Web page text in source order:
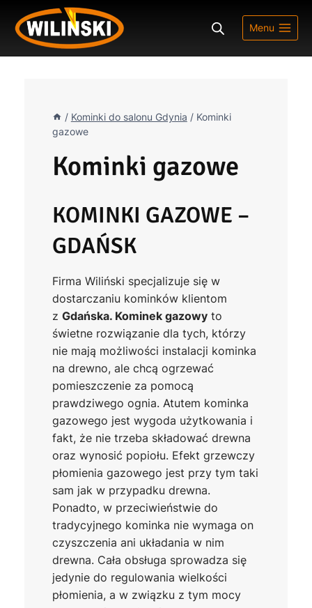
Przejdź
treści
Menu
/ Kominki do salonu Gdynia / Kominki
gazowe
Kominki gazowe
KOMINKI GAZOWE –
GDAŃSK
Firma Wiliński specjalizuje się w
dostarczaniu kominków klientom
zGdańska. Kominek gazowy to
świetne rozwiązanie dla tych, którzy
nie mają możliwości instalacji kominka
na drewno, ale chcą ogrzewać
pomieszczenie za pomocą
prawdziwego ognia. Atutem kominka
gazowego jest wygoda użytkowania i
fakt, że nie trzeba składować drewna
oraz wynosić popiołu. Efekt grzewczy
płomienia gazowego jest przy tym taki
sam jak w przypadku drewna.
Ponadto, w przeciwieństwie do
tradycyjnego kominka nie wymaga on
czyszczenia ani układania w nim
drewna. Cała obsługa sprowadza się
jedynie do regulowania wielkości
płomienia, a w związku z tym mocy